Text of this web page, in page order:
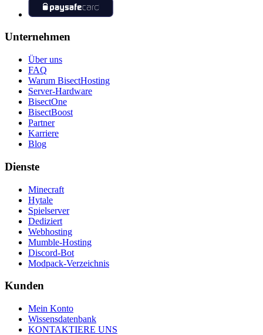
Unternehmen
Über uns
FAQ
Warum BisectHosting
Server-Hardware
BisectOne
BisectBoost
Partner
Karriere
Blog
Dienste
Minecraft
Hytale
Spielserver
Dediziert
Webhosting
Mumble-Hosting
Discord-Bot
Modpack-Verzeichnis
Kunden
Mein Konto
Wissensdatenbank
KONTAKTIERE UNS